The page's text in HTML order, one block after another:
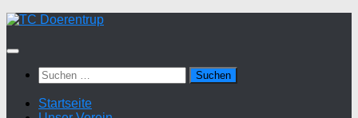
Zum
springen
Suchen
nach:
Startseite